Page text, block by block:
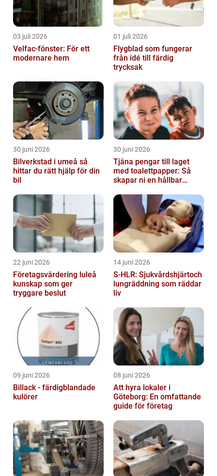
03 juli 2026
Velfac-fönster: För ett
modernare hem
01 juli 2026
Flygblad som fungerar
från idé till färdig
trycksak
30 juni 2026
Bilverkstad i umeå så
hittar du rätt hjälp för din
bil
30 juni 2026
Tjäna pengar till laget
med toalettpapper: Så
skapar ni en hållbar
22 juni 2026
Företagsvärdering luleå
kunskap som ger
tryggare beslut
14 juni 2026
S-HLR: Sjukvårdshjärtoch
lungräddning som räddar
liv
09 juni 2026
Billack - färdigblandade
kulörer
08 juni 2026
Att hyra lokaler i
Göteborg: En omfattande
guide för företag